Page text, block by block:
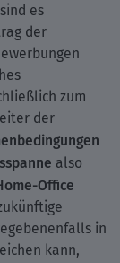
es
der
zum
der
also
Office
in
kann,